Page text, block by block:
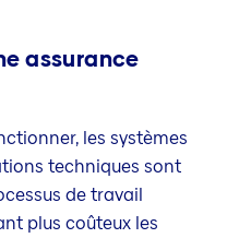
assurance
les systèmes
techniques sont
de travail
plus coûteux les